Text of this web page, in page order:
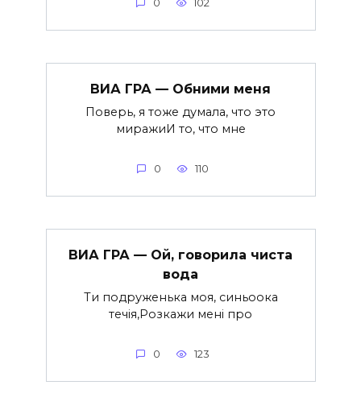
0 102
ВИА ГРА — Обними меня
Поверь, я тоже думала, что это
миражиИ то, что мне
0 110
ВИА ГРА — Ой, говорила чиста
вода
Ти подруженька моя, синьоока
течія,Розкажи мені про
0 123